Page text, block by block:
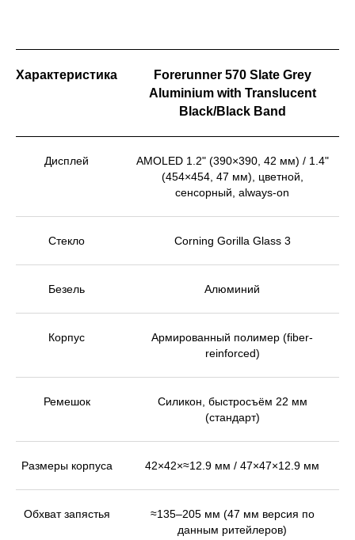
Характеристика
Forerunner 570 Slate Grey
Aluminium with Translucent
Black/Black Band
Дисплей
AMOLED 1.2" (390×390, 42 мм) / 1.4"
(454×454, 47 мм), цветной,
сенсорный, always-on
Стекло Corning Gorilla Glass 3
Безель Алюминий
Корпус
Армированный полимер (fiber-
reinforced)
Ремешок
Силикон, быстросъём 22 мм
(стандарт)
Размеры корпуса 42×42×≈12.9 мм / 47×47×12.9 мм
Обхват запястья
≈135–205 мм (47 мм версия по
данным ритейлеров)